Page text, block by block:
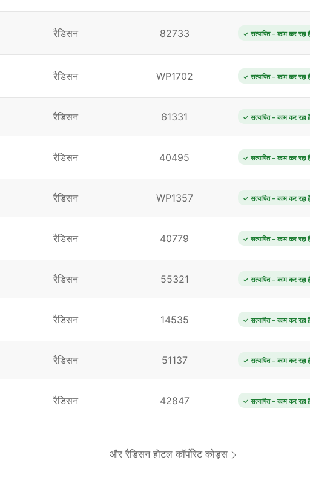
रैडिसन 82733 ✓ सत्यापित – काम कर रहा है
रैडिसन WP1702 ✓ सत्यापित – काम कर रहा है
रैडिसन 61331 ✓ सत्यापित – काम कर रहा है
रैडिसन 40495 ✓ सत्यापित – काम कर रहा है
रैडिसन WP1357 ✓ सत्यापित – काम कर रहा है
रैडिसन 40779 ✓ सत्यापित – काम कर रहा है
रैडिसन 55321 ✓ सत्यापित – काम कर रहा है
रैडिसन 14535 ✓ सत्यापित – काम कर रहा है
रैडिसन 51137 ✓ सत्यापित – काम कर रहा है
रैडिसन 42847 ✓ सत्यापित – काम कर रहा है
और रैडिसन होटल कॉर्पोरेट कोड्स